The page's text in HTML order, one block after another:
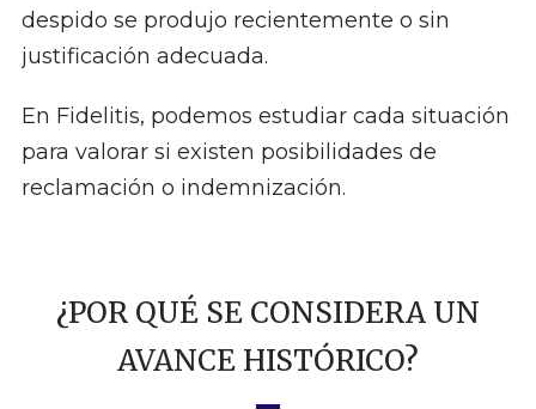
despido se produjo recientemente o sin
justificación adecuada.
En Fidelitis, podemos estudiar cada situación
para valorar si existen posibilidades de
reclamación o indemnización.
¿POR QUÉ SE CONSIDERA UN
AVANCE HISTÓRICO?